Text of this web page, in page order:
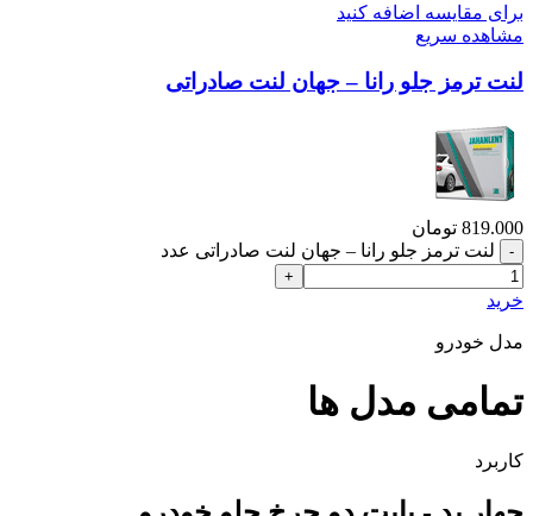
برای مقایسه اضافه کنید
مشاهده سریع
لنت ترمز جلو رانا – جهان لنت صادراتی
819.000 تومان
لنت ترمز جلو رانا – جهان لنت صادراتی عدد
خرید
مدل خودرو
تمامی مدل ها
کاربرد